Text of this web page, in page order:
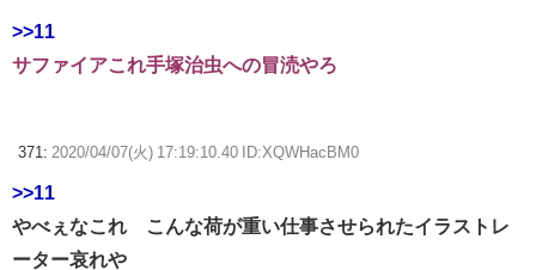
>>11
サファイアこれ手塚治虫への冒涜やろ
371: 2020/04/07(火) 17:19:10.40 ID:XQWHacBM0
>>11
やべぇなこれ こんな荷が重い仕事させられたイラストレ
ーター哀れや